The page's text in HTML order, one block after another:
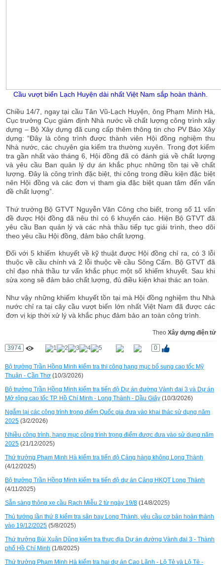
Cầu vượt biển Lạch Huyện dài nhất Việt Nam sắp hoàn thành.
Chiều 14/7, ngay tại cầu Tân Vũ-Lạch Huyện, ông Phạm Minh Hà,
Cục trưởng Cục giám định Nhà nước về chất lượng công trình xây
dựng – Bộ Xây dựng đã cung cấp thêm thông tin cho PV Báo Xây
dựng: “Đây là công trình được thành viên Hội đồng nghiệm thu
Nhà nước, các chuyên gia kiểm tra thường xuyên. Trong đợt kiểm
tra gần nhất vào tháng 6, Hội đồng đã có đánh giá về chất lượng
và yêu cầu Ban quản lý dự án khắc phục những tồn tại về chất
lượng. Đây là công trình đặc biệt, thi công trong điều kiện đặc biệt
nên Hội đồng và các đơn vị tham gia đặc biệt quan tâm đến vấn
đề chất lượng”.
Thứ trưởng Bộ GTVT Nguyễn Văn Công cho biết, trong số 11 vấn
đề được Hội đồng đã nêu thì có 6 khuyến cáo. Hiện Bộ GTVT đã
yêu cầu Ban quản lý và các nhà thầu tiếp tục giải trình, theo dõi
theo yêu cầu Hội đồng, đảm bảo chất lượng.
Đối với 5 khiếm khuyết về kỹ thuật được Hội đồng chỉ ra, có 3 lỗi
thuộc về cầu chính và 2 lỗi thuộc về cầu Sông Cấm. Bộ GTVT đã
chỉ đạo nhà thầu tư vấn khắc phục một số khiếm khuyết. Sau khi
sửa xong sẽ đảm bảo chất lượng, đủ điều kiện khai thác an toàn.
Như vậy những khiếm khuyết tồn tại mà Hội đồng nghiệm thu Nhà
nước chỉ ra tại cây cầu vượt biển lớn nhất Việt Nam đã được các
đơn vị kịp thời xử lý và khắc phục đảm bảo an toàn công trình.
Theo Xây dựng điện tử
3974 0
Bộ trưởng Trần Hồng Minh kiểm tra thi công hạng mục bổ sung cao tốc Mỹ
Thuận - Cần Thơ (10/3/2026)
Bộ trưởng Trần Hồng Minh kiểm tra tiến độ Dự án đường Vành đai 3 và Dự án
Mở rộng cao tốc TP. Hồ Chí Minh - Long Thành - Dầu Giây (10/3/2026)
Ngắm lại các công trình trọng điểm Quốc gia đưa vào khai thác sử dụng năm
2025 (3/2/2026)
Nhiều công trình, hạng mục công trình trọng điểm được đưa vào sử dụng năm
2025 (21/12/2025)
Thứ trưởng Phạm Minh Hà kiểm tra tiến độ Cảng hàng không Long Thành
(4/12/2025)
Bộ trưởng Trần Hồng Minh kiểm tra tiến độ dự án Cảng HKQT Long Thành
(4/11/2025)
Sẵn sàng thông xe cầu Rạch Miễu 2 từ ngày 19/8 (14/8/2025)
Thủ tướng lần thứ 8 kiểm tra sân bay Long Thành, yêu cầu cơ bản hoàn thành
vào 19/12/2025 (5/8/2025)
Thứ trưởng Bùi Xuân Dũng kiểm tra thực địa Dự án đường Vành đai 3 - Thành
phố Hồ Chí Minh (1/8/2025)
Thứ trưởng Phạm Minh Hà kiểm tra hai dự án Cao Lãnh - Lộ Tẻ và Lộ Tẻ -